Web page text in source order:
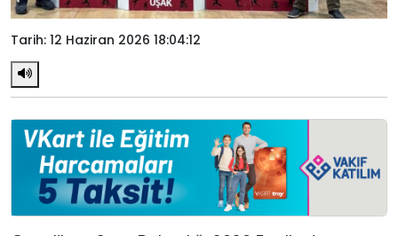
Tarih: 12 Haziran 2026 18:04:12